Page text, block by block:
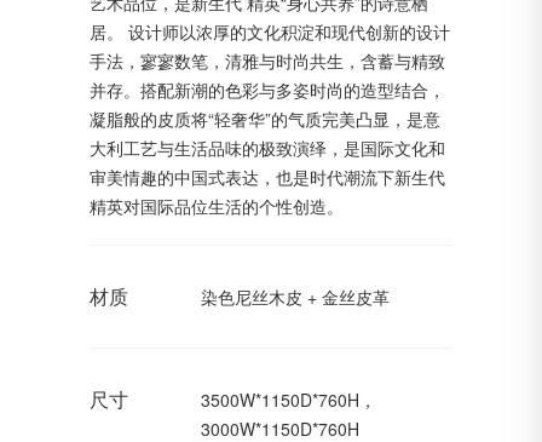
居。 设计师以浓厚的文化积淀和现代创新的设计
手法，寥寥数笔，清雅与时尚共生，含蓄与精致
并存。搭配新潮的色彩与多姿时尚的造型结合，
凝脂般的皮质将“轻奢华”的气质完美凸显，是意
大利工艺与生活品味的极致演绎，是国际文化和
审美情趣的中国式表达，也是时代潮流下新生代
精英对国际品位生活的个性创造。
材质 染色尼丝木皮 + 金丝皮革
尺寸
3500W*1150D*760H，
3000W*1150D*760H